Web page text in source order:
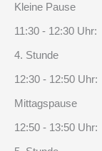
Kleine Pause
11:30 - 12:30 Uhr:
4. Stunde
12:30 - 12:50 Uhr:
Mittagspause
12:50 - 13:50 Uhr: